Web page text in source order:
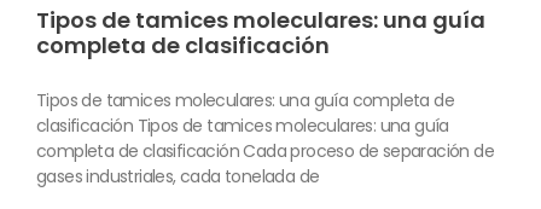
Tipos de tamices moleculares: una guía
completa de clasificación
Tipos de tamices moleculares: una guía completa de
clasificación Tipos de tamices moleculares: una guía
completa de clasificación Cada proceso de separación de
gases industriales, cada tonelada de